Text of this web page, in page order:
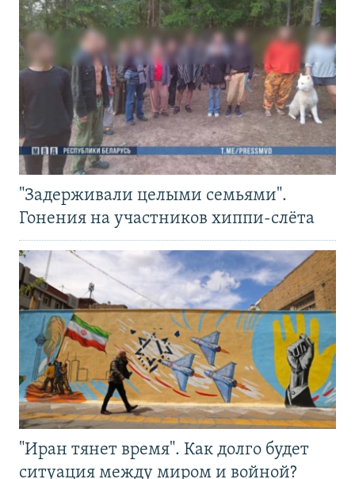
"Задерживали целыми семьями".
Гонения на участников хиппи-слёта
"Иран тянет время". Как долго будет
ситуация между миром и войной?